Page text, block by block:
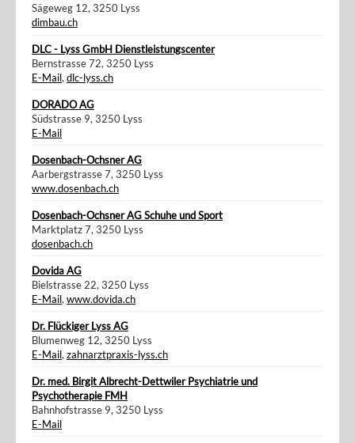
Sägeweg 12, 3250 Lyss
dimbau.ch
DLC - Lyss GmbH Dienstleistungscenter
Bernstrasse 72, 3250 Lyss
E-Mail, dlc-lyss.ch
DORADO AG
Südstrasse 9, 3250 Lyss
E-Mail
Dosenbach-Ochsner AG
Aarbergstrasse 7, 3250 Lyss
www.dosenbach.ch
Dosenbach-Ochsner AG Schuhe und Sport
Marktplatz 7, 3250 Lyss
dosenbach.ch
Dovida AG
Bielstrasse 22, 3250 Lyss
E-Mail, www.dovida.ch
Dr. Flückiger Lyss AG
Blumenweg 12, 3250 Lyss
E-Mail, zahnarztpraxis-lyss.ch
Dr. med. Birgit Albrecht-Dettwiler Psychiatrie und
Psychotherapie FMH
Bahnhofstrasse 9, 3250 Lyss
E-Mail